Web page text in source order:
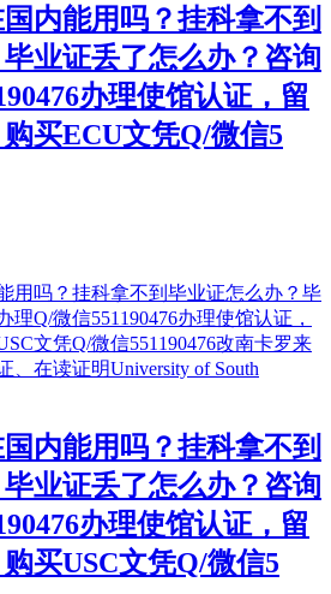
内能用吗？挂科拿不到
业证丢了怎么办？咨询
办理使馆认证，留
买ECU文凭Q/微信5
内能用吗？挂科拿不到
业证丢了怎么办？咨询
办理使馆认证，留
买USC文凭Q/微信5